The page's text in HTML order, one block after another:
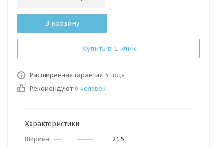
В корзину
Купить в 1 клик
Расширенная гарантия 3 года
Рекомендуют 0 человек
Характеристики
Ширина
215